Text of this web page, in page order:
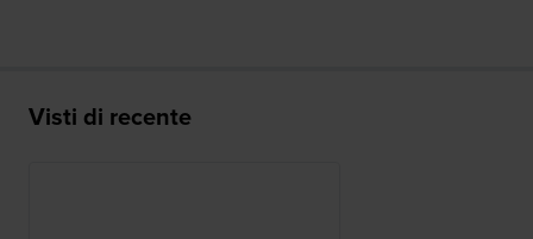
Visti di recente